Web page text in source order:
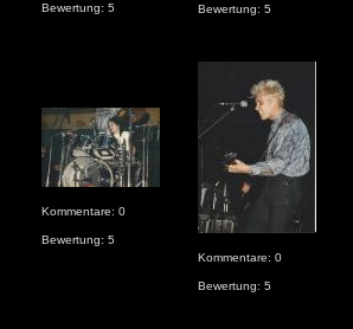
Bewertung: 5 Bewertung: 5
Kommentare: 0
Bewertung: 5
Kommentare: 0
Bewertung: 5